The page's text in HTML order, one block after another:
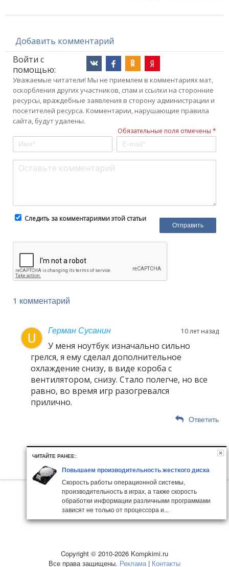
Добавить комментарий
Войти с
помощью:
Уважаемые читатели! Мы не приемлем в комментариях мат,
оскорбления других участников, спам и ссылки на сторонние
ресурсы, враждебные заявления в сторону администрации и
посетителей ресурса. Комментарии, нарушающие правила
сайта, будут удалены.
Обязательные поля отмечены *
Следить за комментариями этой статьи
1 комментарий
Герман Сусанин 10 лет назад
У меня ноутбук изначально сильно
грелся, я ему сделал дополнительное
охлаждение снизу, в виде короба с
вентилятором, снизу. Стало полегче, но все
равно, во время игр разогревался
прилично.
Ответить
Copyright © 2010-2026 Kompkimi.ru
Все права защищены. Реклама| Контакты
ЧИТАЙТЕ РАНЕЕ:
Повышаем производительность жесткого диска
Скорость работы операционной системы,
производительность в играх, а также скорость
обработки информации различными программами
зависят не только от процессора и...